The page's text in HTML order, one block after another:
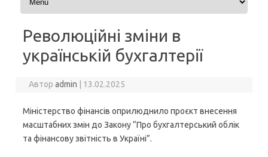
Революційні зміни в
українській бухгалтерії
Авторadmin 13.02.2025
Міністерство фінансів оприлюднило проєкт внесення
масштабних змін до Закону “Про бухгалтерський облік
та фінансову звітність в Україні”.